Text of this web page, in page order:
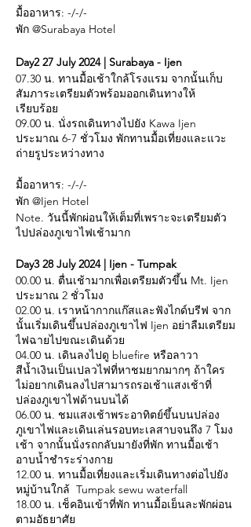
มื้ออาหาร: -/-/-
พัก @Surabaya Hotel
Day2 27 July 2024 | Surabaya - Ijen
07.30 น. ทานมื้อเช้าใกล้โรงแรม จากนั้นเก็บ
สัมภาระเตรียมตัวพร้อมออกเดินทางให้
เรียบร้อย
09.00 น. นั่งรถเดินทางไปยัง Kawa Ijen
ประมาณ 6-7 ชั่วโมง พักทานมื้อเที่ยงและแวะ
ถ่ายรูประหว่างทาง
มื้ออาหาร: -/-/-
พัก @Ijen Hotel
Note. วันนี้พักผ่อนให้เต็มที่เพราะจะเตรียมตัว
ไปปล่องภูเขาไฟเช้ามาก
Day3 28 July 2024 | Ijen - Tumpak
00.00 น. ตื่นเช้ามากเพื่อเตรียมตัวขึ้น Mt. Ijen
ประมาณ 2 ชั่วโมง
02.00 น. เราหน้ากากแก๊สและฟังไกด์บรีฟ จาก
นั้นเริ่มเดินขึ้นปล่องภูเขาไฟ Ijen อย่าลืมเตรียม
ไฟฉายไปขณะเดินด้วย
04.00 น. เดินลงไปดู bluefire หรือลาวา
สีน้ำเงินเป็นเปลวไฟที่หาชมยากมากๆ ถ้าใคร
ไม่อยากเดินลงไปสามารถรอเช้าแสงเช้าที่
ปล่องภูเขาไฟด้านบนได้
06.00 น. ชมแสงเช้าพระอาทิตย์ขึ้นบนปล่อง
ภูเขาไฟและเดินเล่นรอบทะเลสาบจนถึง 7 โมง
เช้า จากนั้นนั่งรถกลับมายังที่พัก ทานมื้อเช้า
อาบน้ำชำระร่างกาย
12.00 น. ทานมื้อเที่ยงและเริ่มเดินทางต่อไปยัง
หมู่บ้านใกล้ Tumpak sewu waterfall
18.00 น. เช็คอินเข้าที่พัก ทานมื้อเย็นละพักผ่อน
ตามอัธยาศัย